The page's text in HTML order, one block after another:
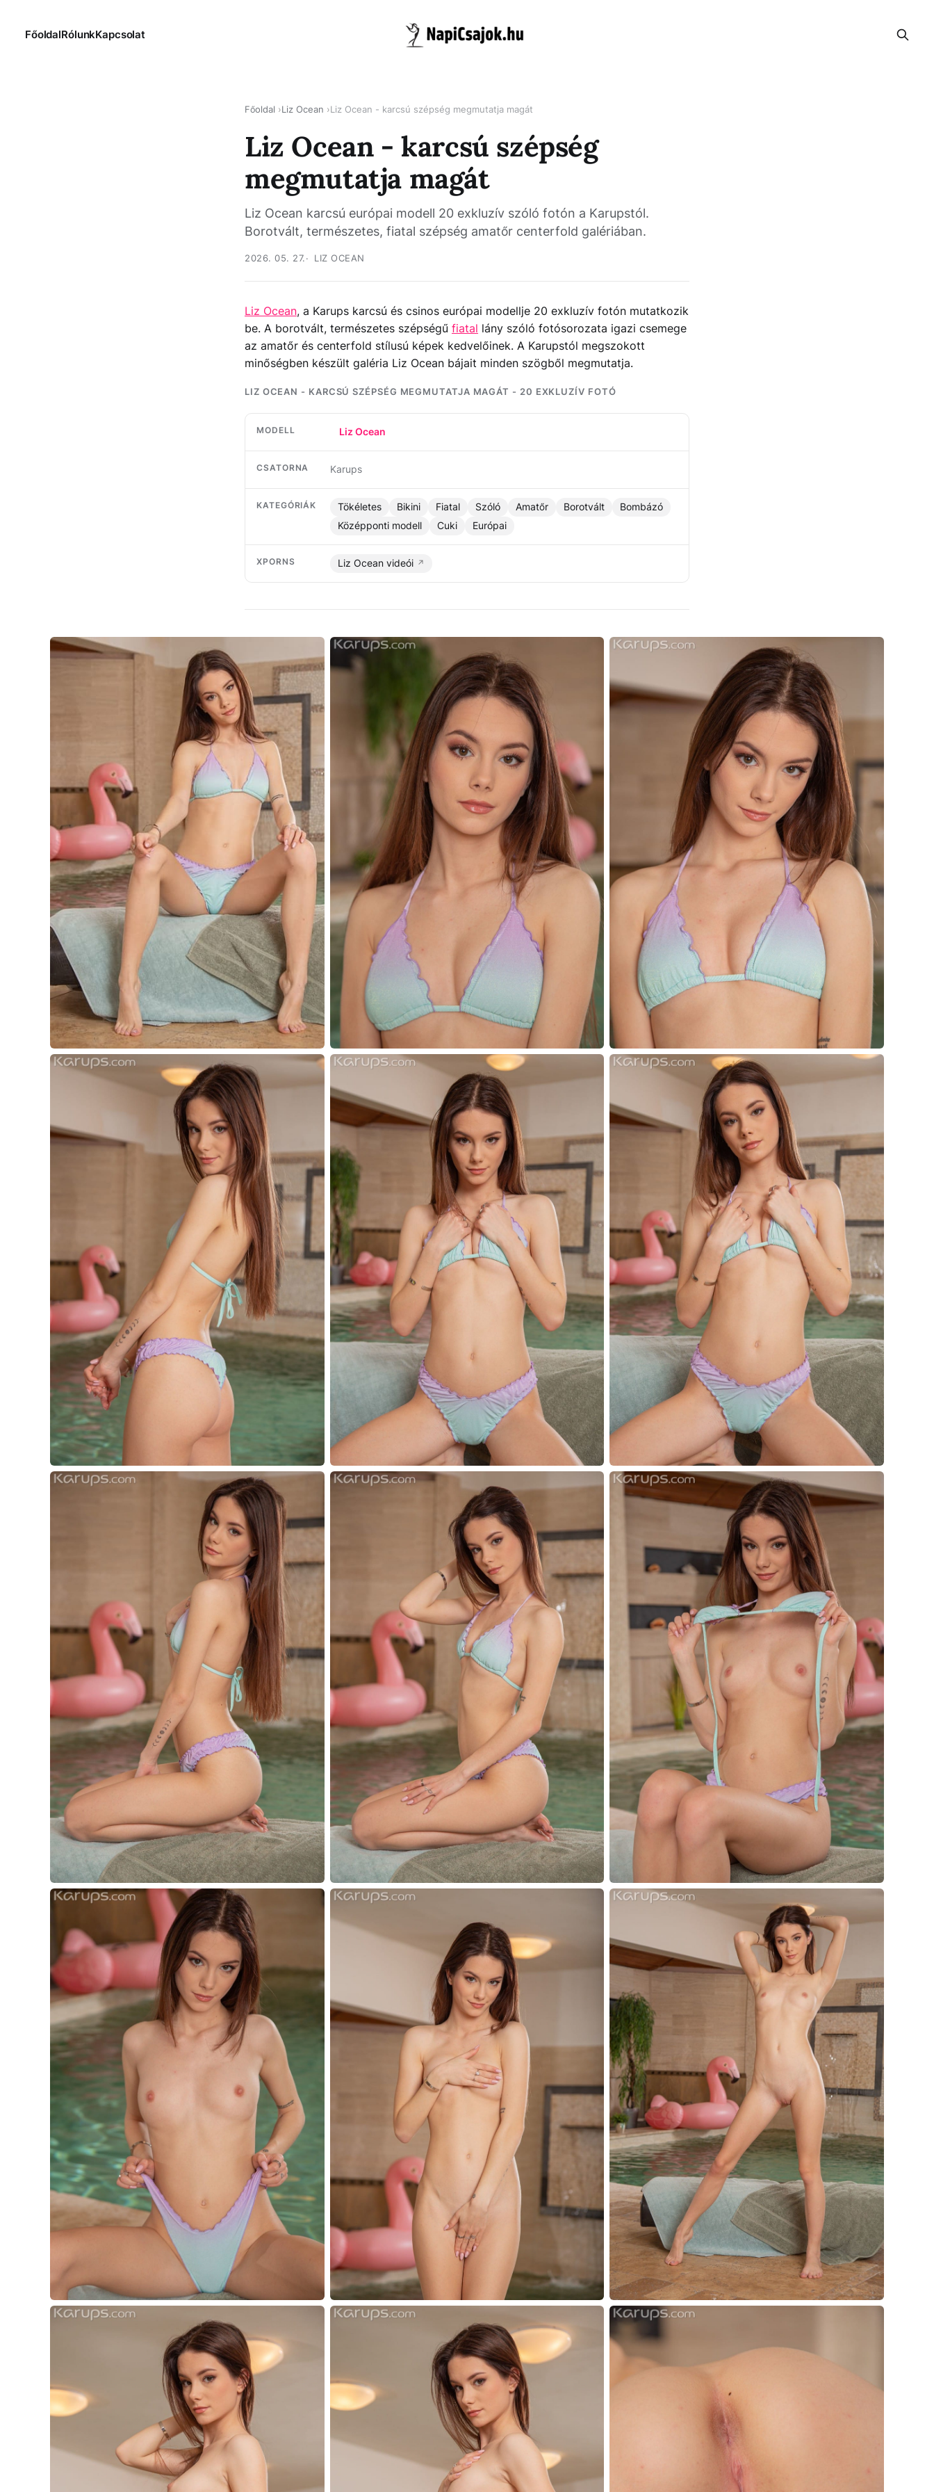
FőoldalRólunkKapcsolat
Főoldal Liz Ocean Liz Ocean - karcsú szépség megmutatja magát
Liz Ocean - karcsú szépség
megmutatja magát
Liz Ocean karcsú európai modell 20 exkluzív szóló fotón a Karupstól.
Borotvált, természetes, fiatal szépség amatőr centerfold galériában.
2026. 05. 27. LIZ OCEAN
Liz Ocean, a Karups karcsú és csinos európai modellje 20 exkluzív fotón mutatkozik
be. A borotvált, természetes szépségű fiatal lány szóló fotósorozata igazi csemege
az amatőr és centerfold stílusú képek kedvelőinek. A Karupstól megszokott
minőségben készült galéria Liz Ocean bájait minden szögből megmutatja.
LIZ OCEAN - KARCSÚ SZÉPSÉG MEGMUTATJA MAGÁT - 20 EXKLUZÍV FOTÓ
MODELL Liz Ocean
CSATORNA Karups
KATEGÓRIÁK Tökéletes Bikini Fiatal Szóló Amatőr Borotvált
Bombázó
Középponti modell
Cuki Európai
XPORNS Liz Ocean videói